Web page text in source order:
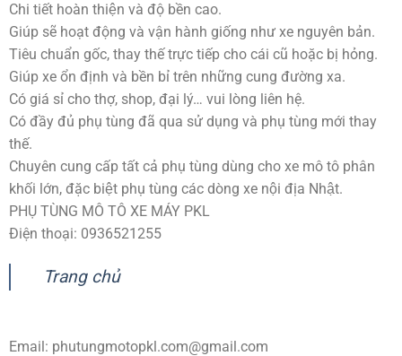
Chi tiết hoàn thiện và độ bền cao.
Giúp sẽ hoạt động và vận hành giống như xe nguyên bản.
Tiêu chuẩn gốc, thay thế trực tiếp cho cái cũ hoặc bị hỏng.
Giúp xe ổn định và bền bỉ trên những cung đường xa.
Có giá sỉ cho thợ, shop, đại lý… vui lòng liên hệ.
Có đầy đủ phụ tùng đã qua sử dụng và phụ tùng mới thay
thế.
Chuyên cung cấp tất cả phụ tùng dùng cho xe mô tô phân
khối lớn, đặc biệt phụ tùng các dòng xe nội địa Nhật.
PHỤ TÙNG MÔ TÔ XE MÁY PKL
Điện thoại: 0936521255
Trang chủ
Email: phutungmotopkl.com@gmail.com